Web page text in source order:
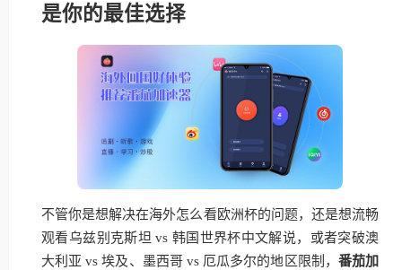
是你的最佳选择
不管你是想解决在海外怎么看欧洲杯的问题，还是想流畅
观看乌兹别克斯坦 vs 韩国世界杯中文解说，或者突破澳
大利亚 vs 埃及、墨西哥 vs 厄瓜多尔的地区限制， 番茄加